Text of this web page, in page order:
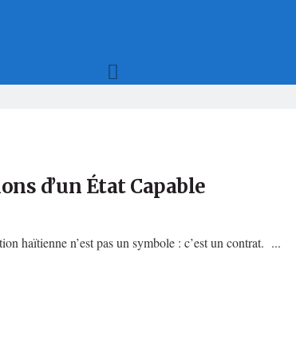
d’un État Capable
haïtienne n’est pas un symbole : c’est un contrat. ...